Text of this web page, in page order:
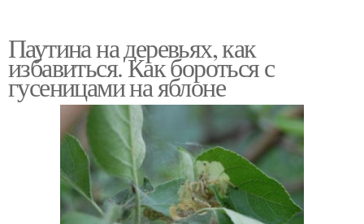
Паутина на деревьях, как
избавиться. Как бороться с
гусеницами на яблоне